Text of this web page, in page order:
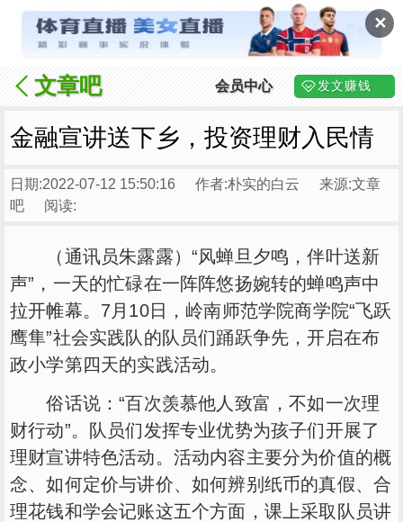
✕
文章吧 会员中心 发文赚钱
金融宣讲送下乡，投资理财入民情
日期:2022-07-12 15:50:16 作者:朴实的白云
来源:文章
吧
阅读:
（通讯员朱露露）“风蝉旦夕鸣，伴叶送新
声”，一天的忙碌在一阵阵悠扬婉转的蝉鸣声中
拉开帷幕。7月10日，岭南师范学院商学院“飞跃
鹰隼”社会实践队的队员们踊跃争先，开启在布
政小学第四天的实践活动。
俗话说：“百次羡慕他人致富，不如一次理
财行动”。队员们发挥专业优势为孩子们开展了
理财宣讲特色活动。活动内容主要分为价值的概
念、如何定价与讲价、如何辨别纸币的真假、合
理花钱和学会记账这五个方面，课上采取队员讲